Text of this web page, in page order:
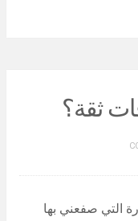
ثقة؟
التي صفعني بها